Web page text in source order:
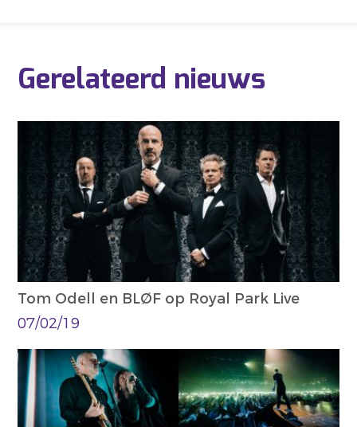
Gerelateerd nieuws
Tom Odell en BLØF op Royal Park Live
07/02/19